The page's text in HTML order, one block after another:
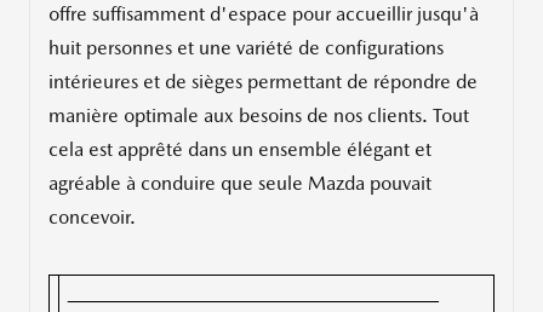
offre suffisamment d'espace pour accueillir jusqu'à
huit personnes et une variété de configurations
intérieures et de sièges permettant de répondre de
manière optimale aux besoins de nos clients. Tout
cela est apprêté dans un ensemble élégant et
agréable à conduire que seule Mazda pouvait
concevoir.